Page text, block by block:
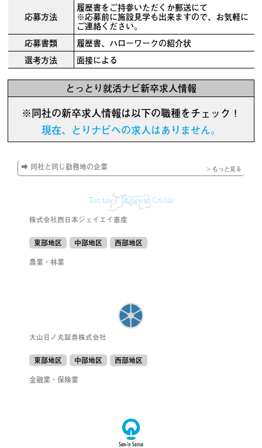
応募方法
履歴書をご持参いただくか郵送にて
※応募前に施設見学も出来ますので、お気軽に
ご連絡ください。
応募書類
履歴書、ハローワークの紹介状
選考方法
面接による
とっとり就活ナビ新卒求人情報
※同社の新卒求人情報は以下の職種をチェック！
現在、とりナビへの求人はありません。
➡ 同社と同じ勤務地の企業 > もっと見る
株式会社西日本ジェイエイ畜産
東部地区 中部地区
西部地区
農業・林業
大山日ノ丸証券株式会社
東部地区 中部地区
西部地区
金融業・保険業